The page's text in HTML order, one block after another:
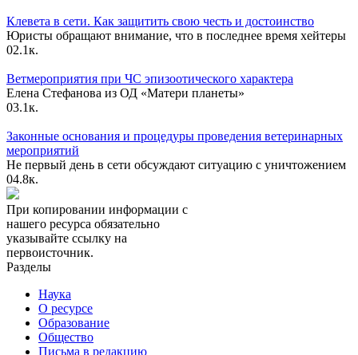
Клевета в сети. Как защитить свою честь и достоинство
Юристы обращают внимание, что в последнее время хейтеры
02.1к.
Ветмероприятия при ЧС эпизоотического характера
Елена Стефанова из ОД «Матери планеты»
03.1к.
Законные основания и процедуры проведения ветеринарных
мероприятий
Не первый день в сети обсуждают ситуацию с уничтожением
04.8к.
При копировании информации с
нашего ресурса обязательно
указывайте ссылку на
первоисточник.
Разделы
Наука
О ресурсе
Образование
Общество
Письма в редакцию